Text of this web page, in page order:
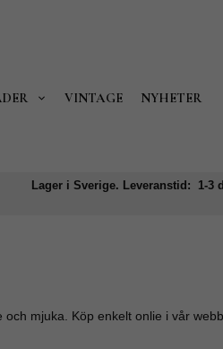
VINTAGE NYHETER
Lager i Sverige. Leveranstid: 1-3
mjuka. Köp enkelt onlie i vår